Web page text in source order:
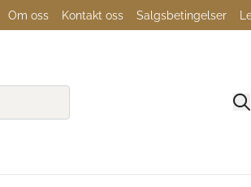
Om oss Kontakt oss Salgsbetingelser